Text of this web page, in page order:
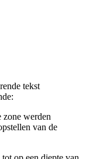
tekst
zone werden
van de